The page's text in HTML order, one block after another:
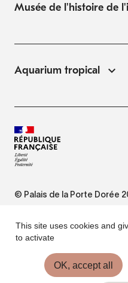
Musée de l'histoire de
Aquarium tropical
© Palais de la Porte Dorée
Website Terms of Use
This site uses cookies and
to activate
OK, accept all